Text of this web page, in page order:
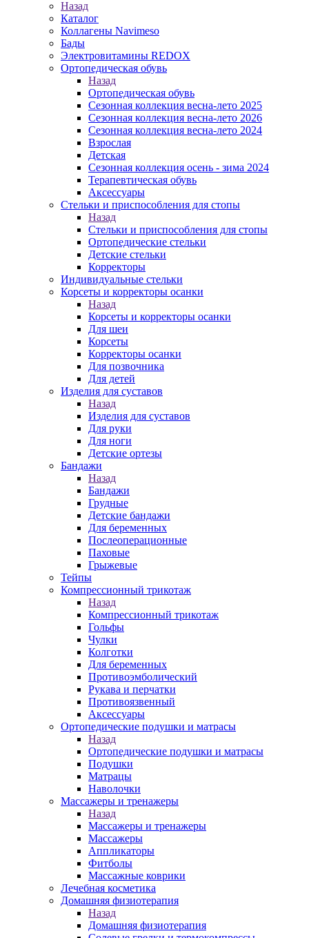
Назад
Каталог
Коллагены Navimeso
Бады
Электровитамины REDOX
Ортопедическая обувь
Назад
Ортопедическая обувь
Сезонная коллекция весна-лето 2025
Сезонная коллекция весна-лето 2026
Сезонная коллекция весна-лето 2024
Взрослая
Детская
Сезонная коллекция осень - зима 2024
Терапевтическая обувь
Аксессуары
Стельки и приспособления для стопы
Назад
Стельки и приспособления для стопы
Ортопедические стельки
Детские стельки
Корректоры
Индивидуальные стельки
Корсеты и корректоры осанки
Назад
Корсеты и корректоры осанки
Для шеи
Корсеты
Корректоры осанки
Для позвочника
Для детей
Изделия для суставов
Назад
Изделия для суставов
Для руки
Для ноги
Детские ортезы
Бандажи
Назад
Бандажи
Грудные
Детские бандажи
Для беременных
Послеоперационные
Паховые
Грыжевые
Тейпы
Компрессионный трикотаж
Назад
Компрессионный трикотаж
Гольфы
Чулки
Колготки
Для беременных
Противоэмболический
Рукава и перчатки
Противоязвенный
Аксессуары
Ортопедические подушки и матрасы
Назад
Ортопедические подушки и матрасы
Подушки
Матрацы
Наволочки
Массажеры и тренажеры
Назад
Массажеры и тренажеры
Массажеры
Аппликаторы
Фитболы
Массажные коврики
Лечебная косметика
Домашняя физиотерапия
Назад
Домашняя физиотерапия